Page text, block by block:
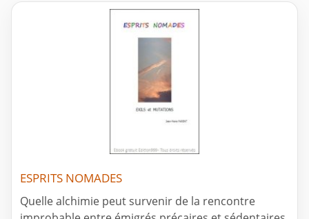
ESPRITS NOMADES
Quelle alchimie peut survenir de la rencontre